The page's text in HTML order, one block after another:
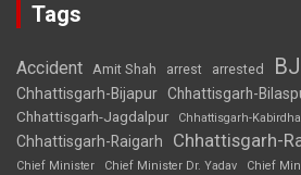
Tags
Accident Amit Shah arrest arrested
Chhattisgarh-Bijapur Chhattisgarh-
Chhattisgarh-Jagdalpur Chhattisgarh-
Chhattisgarh-Raigarh Chhattisgarh-
Chief Minister
Chief Minister Dr. Yadav Chief